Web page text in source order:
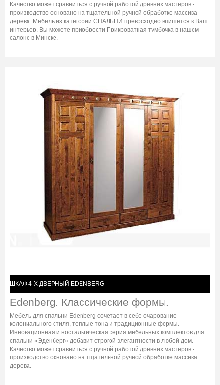
Качество может сравниться с ручной работой древних мастеров -
производство основано на тщательной ручной обработке массива
дерева. Мебель из категории СПАЛЬНИ превосходно впишется в Ваш
интерьер. Вы можете приобрести Прикроватная тумбочка в нашем
салоне в Минске.
ШКАФ 4-Х ДВЕРНЫЙ EDENBERG
Edenberg. Классические формы.
Мебель для спальни Edenberg сочетает в себе очарование
колониального стиля, теплые тона и традиционные формы.
Инновационная и ностальгическая серия мебельных комплектов для
спальни «Эденберг» добавит строгой элегантности в любой дом.
Качество может сравниться с ручной работой древних мастеров -
производство основано на тщательной ручной обработке массива
дерева.